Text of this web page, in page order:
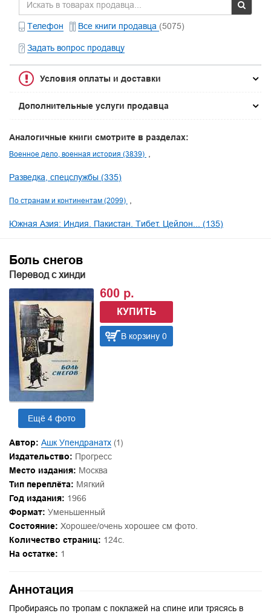
Телефон Все книги продавца (5075)
Задать вопрос продавцу
Условия оплаты и доставки
Дополнительные услуги продавца
Аналогичные книги смотрите в разделах:
Военное дело, военная история (3839)
Разведка, спецслужбы (335)
По странам и континентам (2099)
Южная Азия: Индия. Пакистан. Тибет. Цейлон... (135)
Боль снегов
Перевод с хинди
Ещё 4 фото
600 р.
КУПИТЬ
В корзину 0
Автор: Ашк Упендранатх (1)
Издательство: Прогресс
Место издания: Москва
Тип переплёта: Мягкий
Год издания: 1966
Формат: Уменьшенный
Состояние: Хорошее/очень хорошее см фото.
Количество страниц: 124с.
На остатке: 1
Аннотация
Пробираясь по тропам с поклажей на спине или трясясь в